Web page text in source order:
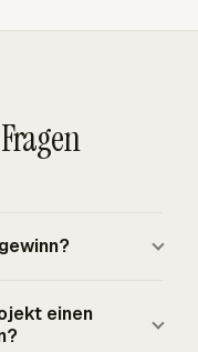
Amortisation
einen